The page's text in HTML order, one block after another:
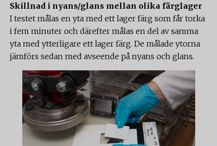
Skillnad i nyans/glans mellan olika färglager
I testet målas en yta med ett lager färg som får torka
i fem minuter och därefter målas en del av samma
yta med ytterligare ett lager färg. De målade ytorna
jämförs sedan med avseende på nyans och glans.